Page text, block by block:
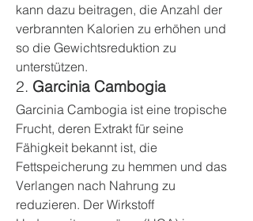
kann dazu beitragen, die Anzahl der
verbrannten Kalorien zu erhöhen und
so die Gewichtsreduktion zu
unterstützen.
2. Garcinia Cambogia
Garcinia Cambogia ist eine tropische
Frucht, deren Extrakt für seine
Fähigkeit bekannt ist, die
Fettspeicherung zu hemmen und das
Verlangen nach Nahrung zu
reduzieren. Der Wirkstoff